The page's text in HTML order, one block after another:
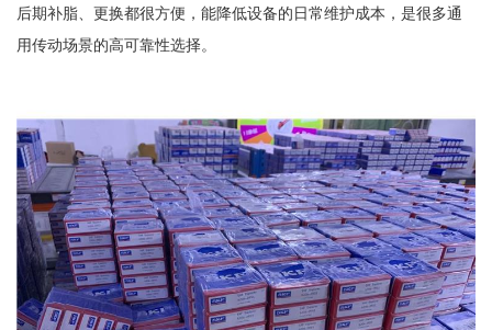
后期补脂、更换都很方便，能降低设备的日常维护成本，是很多通
用传动场景的高可靠性选择。